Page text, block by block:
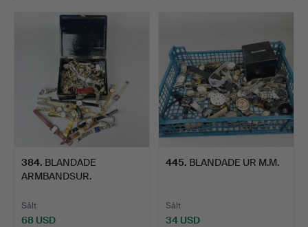
384. BLANDADE
ARMBANDSUR.
Sålt
68 USD
445. BLANDADE UR M.M.
Sålt
34 USD